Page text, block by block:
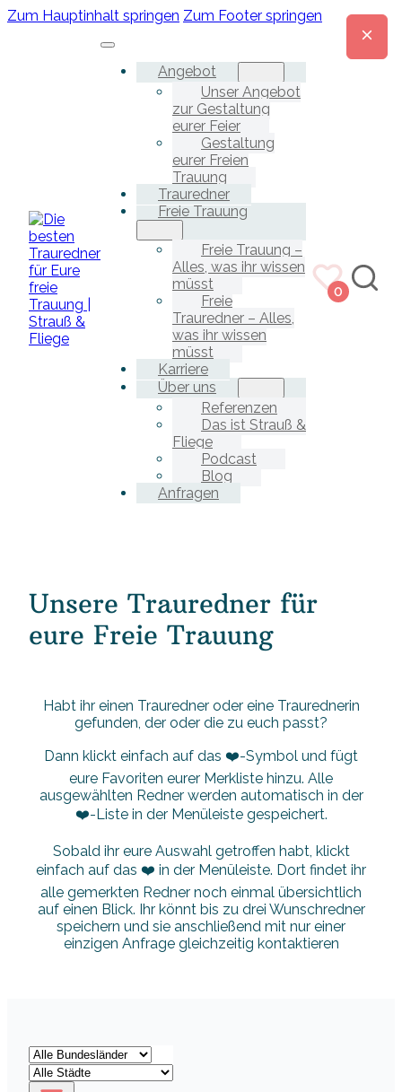
Zum Hauptinhalt springen Zum Footer springen
Angebot
Unser Angebot
zur Gestaltung
eurer Feier
Gestaltung
eurer Freien
Trauung
Trauredner
Freie Trauung
Freie Trauung –
Alles, was ihr wissen
müsst
Freie
Trauredner – Alles,
was ihr wissen
müsst
Karriere
Über uns
Referenzen
Das ist Strauß &
Fliege
Podcast
Blog
Anfragen
0
Unsere Trauredner für
eure Freie Trauung
Habt ihr einen Trauredner oder eine Traurednerin
gefunden, der oder die zu euch passt?
Dann klickt einfach auf das ❤️-Symbol und fügt
eure Favoriten eurer Merkliste hinzu. Alle
ausgewählten Redner werden automatisch in der
❤️-Liste in der Menüleiste gespeichert.
Sobald ihr eure Auswahl getroffen habt, klickt
einfach auf das ❤️ in der Menüleiste. Dort findet ihr
alle gemerkten Redner noch einmal übersichtlich
auf einen Blick. Ihr könnt bis zu drei Wunschredner
speichern und sie anschließend mit nur einer
einzigen Anfrage gleichzeitig kontaktieren